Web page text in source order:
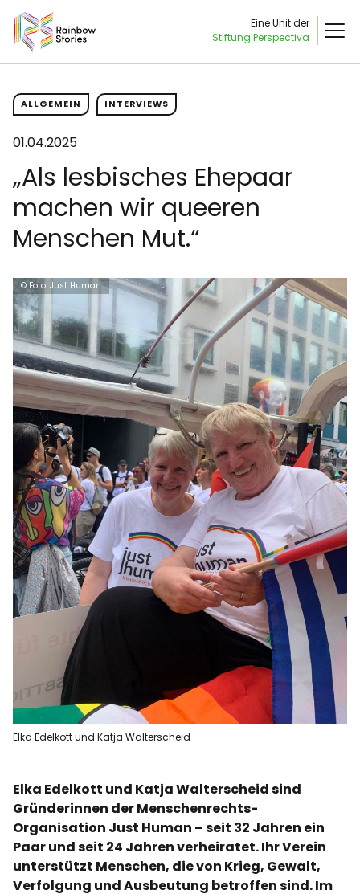
Eine Unit der
Stiftung Perspectiva
01.04.2025
ALLGEMEIN INTERVIEWS
„Als lesbisches Ehepaar
machen wir queeren
Menschen Mut.“
© Foto: Just Human
Elka Edelkott und Katja Walterscheid
Elka Edelkott und Katja Walterscheid sind
Gründerinnen der Menschenrechts-
Organisation Just Human – seit 32 Jahren ein
Paar und seit 24 Jahren verheiratet. Ihr Verein
unterstützt Menschen, die von Krieg, Gewalt,
Verfolgung und Ausbeutung betroffen sind. Im